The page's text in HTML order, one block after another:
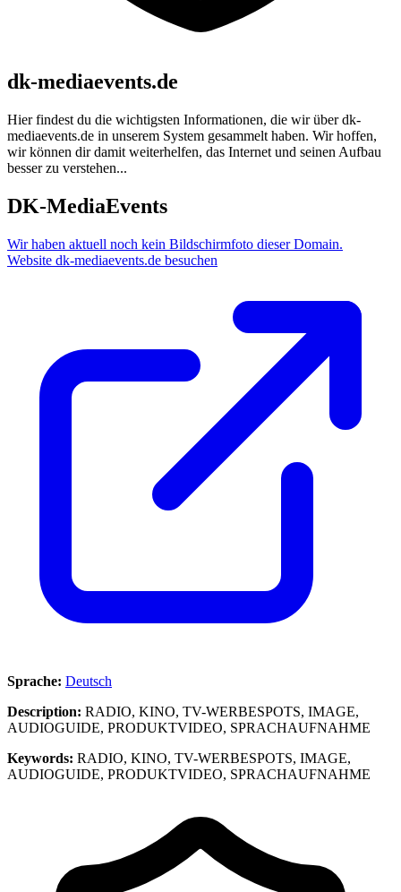
dk-mediaevents.de
Hier findest du die wichtigsten Informationen, die wir überdk-
mediaevents.de in unserem System gesammelt haben. Wir hoffen,
wir können dir damit weiterhelfen, das Internet und seinen Aufbau
besser zu verstehen...
DK-MediaEvents
Wir haben aktuell noch kein Bildschirmfoto dieser Domain.
Website dk-mediaevents.de besuchen
Sprache: Deutsch
Description: RADIO, KINO, TV-WERBESPOTS, IMAGE,
AUDIOGUIDE, PRODUKTVIDEO, SPRACHAUFNAHME
Keywords: RADIO, KINO, TV-WERBESPOTS, IMAGE,
AUDIOGUIDE, PRODUKTVIDEO, SPRACHAUFNAHME